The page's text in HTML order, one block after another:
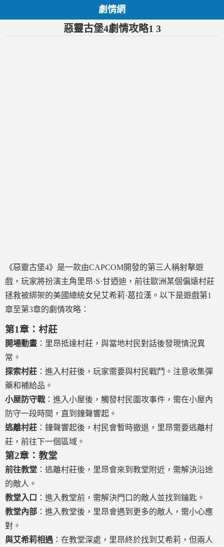
劇情網
惡靈古堡4劇情攻略1 3
《惡靈古堡4》是一款由CAPCOM開發的第三人稱射擊遊
戲，玩家將扮演主角里昂·S·甘迺迪，前往歐洲某個偏遠村莊
拯救被綁架的美國總統女兒艾希莉·葛拉漢。以下是遊戲第1
章至第3章的劇情攻略：
第1章：村莊
開場動畫 ：里昂抵達村莊，與當地村民對話後發現情況異
常。
探索村莊 ：進入村莊後，玩家需要與村民戰鬥。注意收集彈
藥和補給品。
小屋防守戰：進入小屋後，觸發村民圍攻事件，需在小屋內
防守一段時間，直到鐘聲響起。
逃離村莊 ：鐘聲響起後，村民會暫時撤退，里昂需要逃離村
莊，前往下一個區域。
第2章：教堂
前往教堂 ：逃離村莊後，里昂會來到教堂附近，需解決沿途
的敵人。
教堂入口 ：進入教堂前，需解決門口的敵人並找到鑰匙。
教堂內部 ：進入教堂後，里昂會遇到更多的敵人，需小心應
對。
與艾希莉相遇 ：在教堂深處，里昂終於找到艾希莉，但兩人